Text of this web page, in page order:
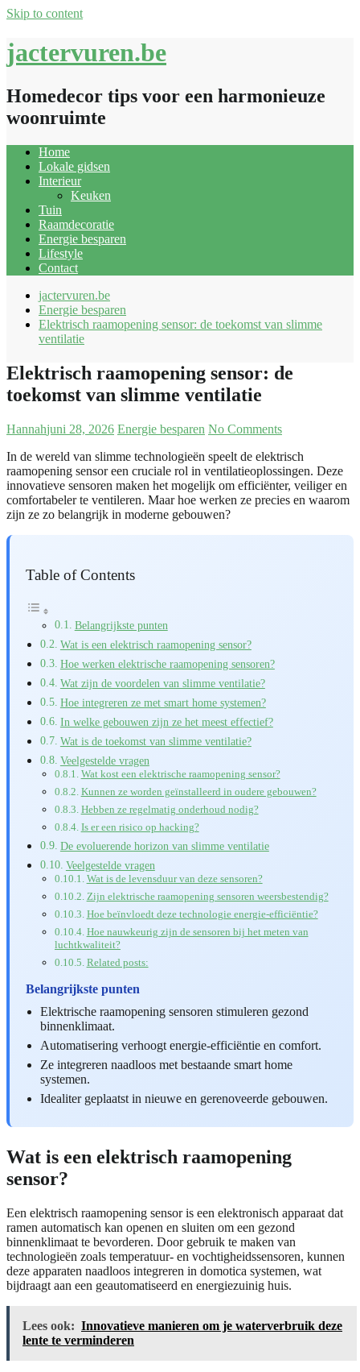
Skip to content
jactervuren.be
Homedecor tips voor een harmonieuze
woonruimte
Home
Lokale gidsen
Interieur
Keuken
Tuin
Raamdecoratie
Energie besparen
Lifestyle
Contact
jactervuren.be
Energie besparen
Elektrisch raamopening sensor: de toekomst van slimme
ventilatie
Elektrisch raamopening sensor: de
toekomst van slimme ventilatie
Hannahjuni 28, 2026 Energie besparen No Comments
In de wereld van slimme technologieën speelt de elektrisch
raamopening sensor een cruciale rol in ventilatieoplossingen. Deze
innovatieve sensoren maken het mogelijk om efficiënter, veiliger en
comfortabeler te ventileren. Maar hoe werken ze precies en waarom
zijn ze zo belangrijk in moderne gebouwen?
Table of Contents
Belangrijkste punten
Wat is een elektrisch raamopening sensor?
Hoe werken elektrische raamopening sensoren?
Wat zijn de voordelen van slimme ventilatie?
Hoe integreren ze met smart home systemen?
In welke gebouwen zijn ze het meest effectief?
Wat is de toekomst van slimme ventilatie?
Veelgestelde vragen
Wat kost een elektrische raamopening sensor?
Kunnen ze worden geïnstalleerd in oudere gebouwen?
Hebben ze regelmatig onderhoud nodig?
Is er een risico op hacking?
De evoluerende horizon van slimme ventilatie
Veelgestelde vragen
Wat is de levensduur van deze sensoren?
Zijn elektrische raamopening sensoren weersbestendig?
Hoe beïnvloedt deze technologie energie-efficiëntie?
Hoe nauwkeurig zijn de sensoren bij het meten van
luchtkwaliteit?
Related posts:
Belangrijkste punten
Elektrische raamopening sensoren stimuleren gezond
binnenklimaat.
Automatisering verhoogt energie-efficiëntie en comfort.
Ze integreren naadloos met bestaande smart home
systemen.
Idealiter geplaatst in nieuwe en gerenoveerde gebouwen.
Wat is een elektrisch raamopening
sensor?
Een elektrisch raamopening sensor is een elektronisch apparaat dat
ramen automatisch kan openen en sluiten om een gezond
binnenklimaat te bevorderen. Door gebruik te maken van
technologieën zoals temperatuur- en vochtigheidssensoren, kunnen
deze apparaten naadloos integreren in domotica systemen, wat
bijdraagt aan een geautomatiseerd en energiezuinig huis.
Lees ook: Innovatieve manieren om je waterverbruik deze
lente te verminderen